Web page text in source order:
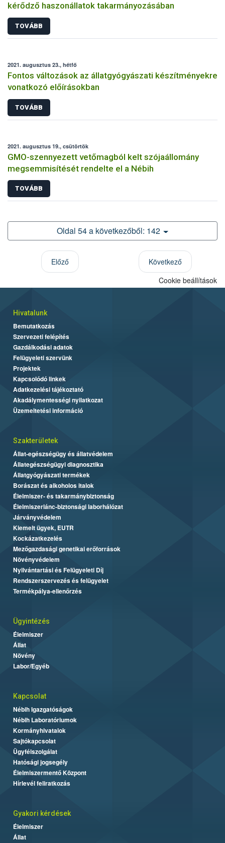
kérődző haszonállatok takarmányozásában
TOVÁBB
2021. augusztus 23., hétfő
Fontos változások az állatgyógyászati készítményekre
vonatkozó előírásokban
TOVÁBB
2021. augusztus 19., csütörtök
GMO-szennyezett vetőmagból kelt szójaállomány
megsemmisítését rendelte el a Nébih
TOVÁBB
Oldal 54 a következőből: 142
Előző
Következő
Cookie beállítások
Hivatalunk
Bemutatkozás
Szervezeti felépítés
Gazdálkodási adatok
Felügyeleti szervünk
Projektek
Kapcsolódó linkek
Adatkezelési tájékoztató
Akadálymentességi nyilatkozat
Üzemeltetési információ
Szakterületek
Állat-egészségügy és állatvédelem
Állategészségügyi diagnosztika
Állatgyógyászati termékek
Borászat és alkoholos italok
Élelmiszer- és takarmánybiztonság
Élelmiszerlánc-biztonsági laborhálózat
Járványvédelem
Kiemelt ügyek, EUTR
Kockázatkezelés
Mezőgazdasági genetikai erőforrások
Növényvédelem
Nyilvántartási és Felügyeleti Díj
Rendszerszervezés és felügyelet
Termékpálya-ellenőrzés
Ügyintézés
Élelmiszer
Állat
Növény
Labor/Egyéb
Kapcsolat
Nébih Igazgatóságok
Nébih Laboratóriumok
Kormányhivatalok
Sajtókapcsolat
Ügyfélszolgálat
Hatósági jogsegély
Élelmiszermentő Központ
Hírlevél feliratkozás
Gyakori kérdések
Élelmiszer
Állat